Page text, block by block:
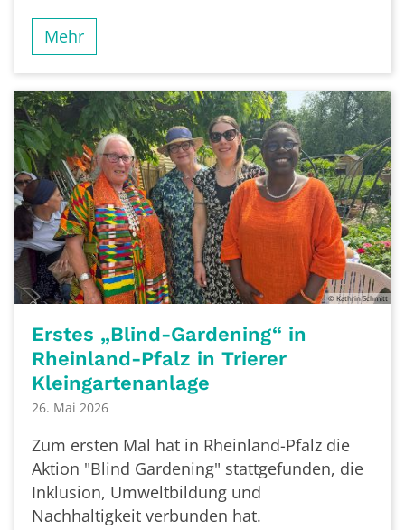
Mehr
© Kathrin Schmitt
Erstes „Blind-Gardening“ in
Rheinland-Pfalz in Trierer
Kleingartenanlage
26. Mai 2026
Zum ersten Mal hat in Rheinland-Pfalz die
Aktion "Blind Gardening" stattgefunden, die
Inklusion, Umweltbildung und
Nachhaltigkeit verbunden hat.